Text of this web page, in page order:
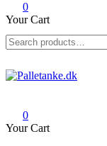
0
Your Cart
for:
0
Your Cart